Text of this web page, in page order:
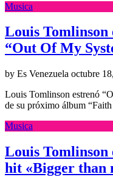
Musica
Louis Tomlinson
“Out Of My
by Es Venezuela octubre
Louis Tomlinson estrenó
de su próximo álbum
Musica
Louis Tomlinson
hit «Bigger than